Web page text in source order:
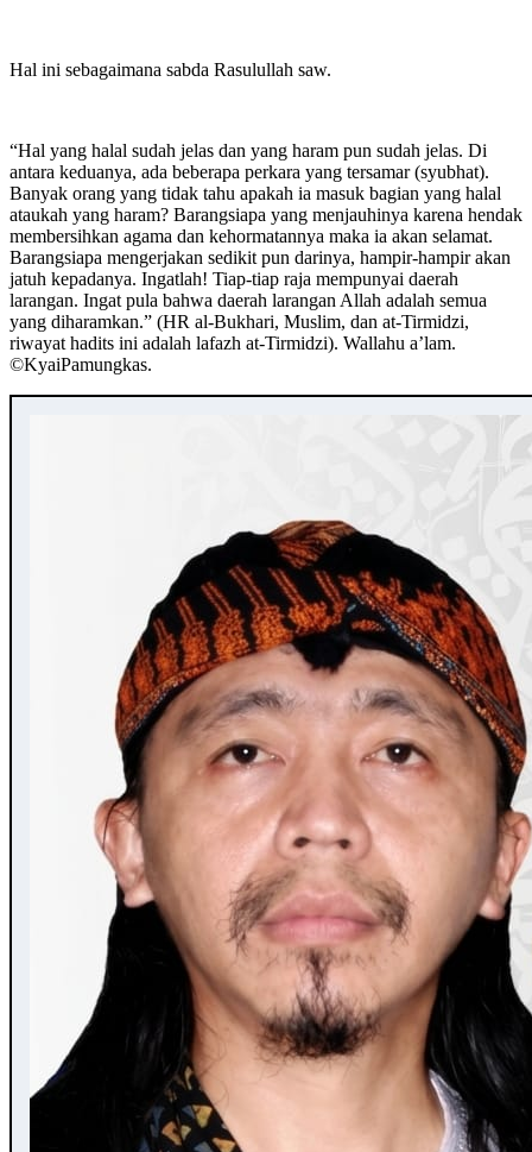
Hal ini sebagaimana sabda Rasulullah saw.
“Hal yang halal sudah jelas dan yang haram pun sudah jelas. Di
antara keduanya, ada beberapa perkara yang tersamar (syubhat).
Banyak orang yang tidak tahu apakah ia masuk bagian yang halal
ataukah yang haram? Barangsiapa yang menjauhinya karena hendak
membersihkan agama dan kehormatannya maka ia akan selamat.
Barangsiapa mengerjakan sedikit pun darinya, hampir-hampir akan
jatuh kepadanya. Ingatlah! Tiap-tiap raja mempunyai daerah
larangan. Ingat pula bahwa daerah larangan Allah adalah semua
yang diharamkan.” (HR al-Bukhari, Muslim, dan at-Tirmidzi,
riwayat hadits ini adalah lafazh at-Tirmidzi). Wallahu a’lam.
©️KyaiPamungkas.